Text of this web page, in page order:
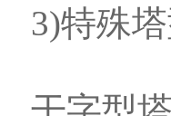
3)特殊塔